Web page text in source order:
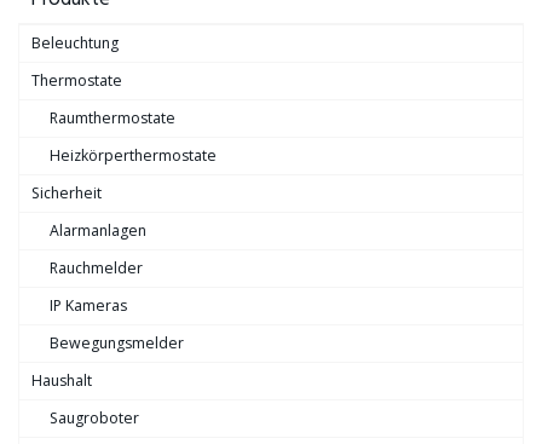
Beleuchtung
Thermostate
Raumthermostate
Heizkörperthermostate
Sicherheit
Alarmanlagen
Rauchmelder
IP Kameras
Bewegungsmelder
Haushalt
Saugroboter